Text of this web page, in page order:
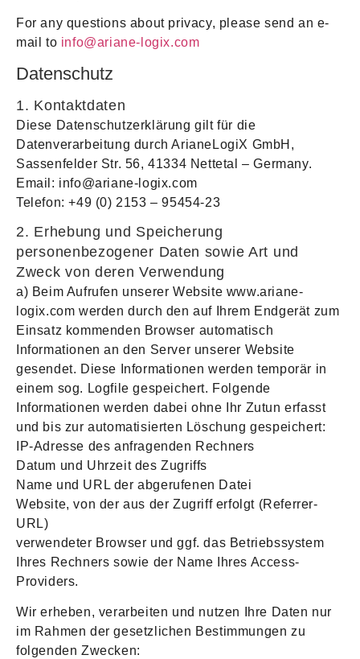
For any questions about privacy, please send an e-
mail to info@ariane-logix.com
Datenschutz
1. Kontaktdaten
Diese Datenschutzerklärung gilt für die
Datenverarbeitung durch ArianeLogiX GmbH,
Sassenfelder Str. 56, 41334 Nettetal – Germany.
Email: info@ariane-logix.com
Telefon: +49 (0) 2153 – 95454-23
2. Erhebung und Speicherung
personenbezogener Daten sowie Art und
Zweck von deren Verwendung
a) Beim Aufrufen unserer Website www.ariane-
logix.com werden durch den auf Ihrem Endgerät zum
Einsatz kommenden Browser automatisch
Informationen an den Server unserer Website
gesendet. Diese Informationen werden temporär in
einem sog. Logfile gespeichert. Folgende
Informationen werden dabei ohne Ihr Zutun erfasst
und bis zur automatisierten Löschung gespeichert:
IP-Adresse des anfragenden Rechners
Datum und Uhrzeit des Zugriffs
Name und URL der abgerufenen Datei
Website, von der aus der Zugriff erfolgt (Referrer-
URL)
verwendeter Browser und ggf. das Betriebssystem
Ihres Rechners sowie der Name Ihres Access-
Providers.
Wir erheben, verarbeiten und nutzen Ihre Daten nur
im Rahmen der gesetzlichen Bestimmungen zu
folgenden Zwecken: